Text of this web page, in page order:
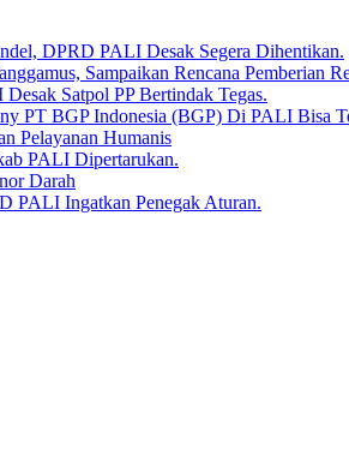
DPRD PALI Desak Segera Dihentikan.
Sampaikan Rencana Pemberian
Satpol PP Bertindak Tegas.
PT BGP Indonesia (BGP) Di PALI Bisa
Pelayanan Humanis
PALI Dipertarukan.
Darah
PALI Ingatkan Penegak Aturan.